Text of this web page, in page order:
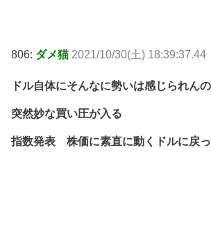
806: ダメ猫 2021/10/30(土) 18:39:37.44
ドル自体にそんなに勢いは感じられん
突然妙な買い圧が入る
指数発表 株価に素直に動くドルに戻